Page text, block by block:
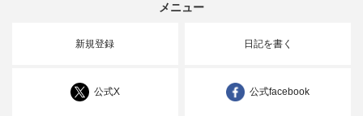
メニュー
新規登録 日記を書く
公式X 公式facebook